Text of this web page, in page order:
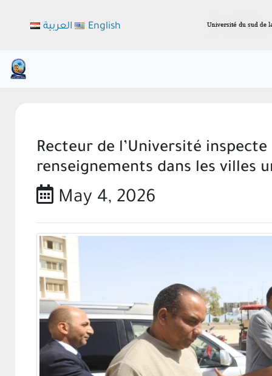
Recteur de l’Université
renseignements dans les villes
May 4, 2026
العربية English